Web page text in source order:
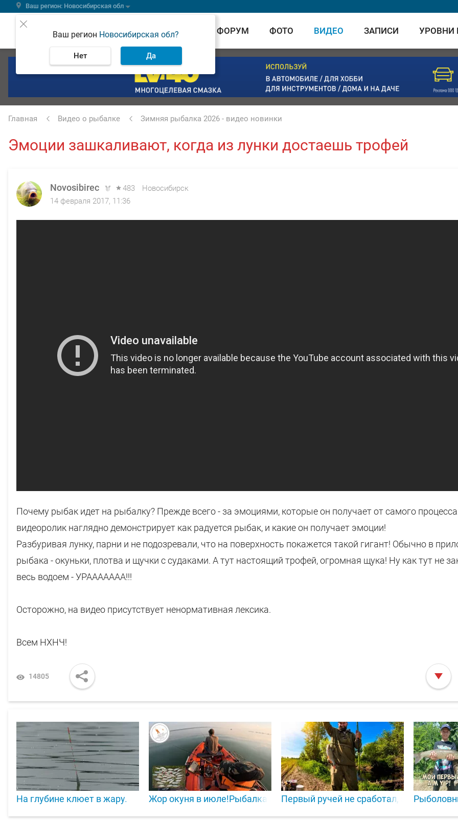
Ваш регион: Новосибирская обл
Ваш регион Новосибирская обл?
Нет Да
ВЕСТИ ФОРУМ ФОТО ВИДЕО ЗАПИСИ УРОВНИ
Главная Видео о рыбалке Зимняя рыбалка 2026 - видео новинки
Эмоции зашкаливают, когда из лунки достаешь трофей
Novosibirec 483
Новосибирск
14 февраля 2017, 11:36
Почему рыбак идет на рыбалку? Прежде всего - за эмоциями, которые он получает от самого
видеоролик наглядно демонстрирует как радуется рыбак, и какие он получает эмоции!
Разбуривая лунку, парни и не подозревали, что на поверхность покажется такой гигант! Обычно в
рыбака - окуньки, плотва и щучки с судаками. А тут настоящий трофей, огромная щука! Ну как тут не
весь водоем - УРААААААА!!!
Осторожно, на видео присутствует ненормативная лексика.
Всем НХНЧ!
14805
На глубине клюет в жару. Жор окуня в июле!Рыбалка с сыном!Первый ручей не сработал, зато на